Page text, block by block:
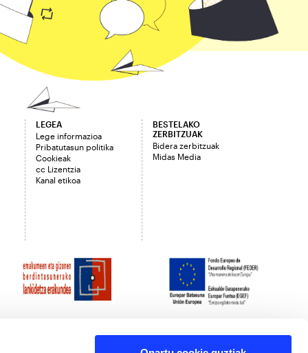
LEGEA
Lege informazioa
Pribatutasun politika
Cookieak
cc Lizentzia
Kanal etikoa
BESTELAKO
ZERBITZUAK
Bidera zerbitzuak
Midas Media